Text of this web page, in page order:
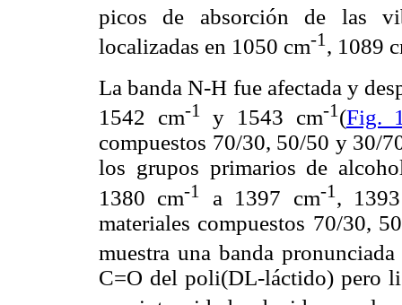
picos de absorción de las
localizadas en 1050 cm-1 , 1089
La banda N-H fue afectada y
1542 cm-1 y 1543 cm-1 (Fig.
compuestos 70/30, 50/50 y 30/
los grupos primarios de
1380 cm-1 a 1397 cm-1 ,
materiales compuestos 70/30,
muestra una banda
C=O del poli(DL-láctido) pero